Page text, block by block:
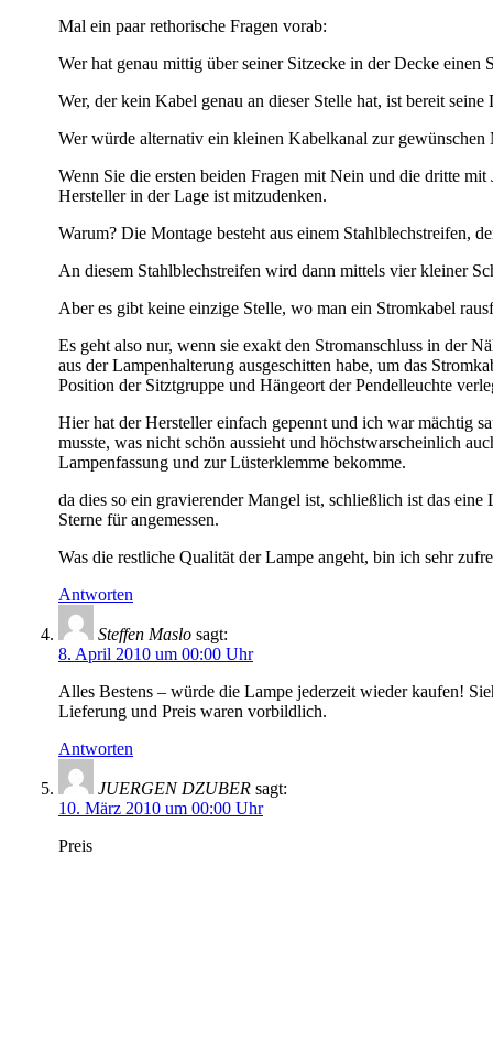
Mal ein paar rethorische Fragen vorab:
Wer hat genau mittig über seiner Sitzecke in der Decke einen
Wer, der kein Kabel genau an dieser Stelle hat, ist bereit
Wer würde alternativ ein kleinen Kabelkanal zur gewünschen
Wenn Sie die ersten beiden Fragen mit Nein und die dritte
Hersteller in der Lage ist mitzudenken.
Warum? Die Montage besteht aus einem Stahlblechstreifen,
An diesem Stahlblechstreifen wird dann mittels vier kleiner
Aber es gibt keine einzige Stelle, wo man ein Stromkabel
Es geht also nur, wenn sie exakt den Stromanschluss in der
aus der Lampenhalterung ausgeschitten habe, um das
Position der Sitztgruppe und Hängeort der Pendelleuchte
Hier hat der Hersteller einfach gepennt und ich war mächtig
musste, was nicht schön aussieht und höchstwarscheinlich
Lampenfassung und zur Lüsterklemme bekomme.
da dies so ein gravierender Mangel ist, schließlich ist das
Sterne für angemessen.
Was die restliche Qualität der Lampe angeht, bin ich sehr
Antworten
Steffen Maslo sagt:
8. April 2010 um 00:00 Uhr
Alles Bestens – würde die Lampe jederzeit wieder kaufen!
Lieferung und Preis waren vorbildlich.
Antworten
JUERGEN DZUBER sagt:
10. März 2010 um 00:00 Uhr
Preis